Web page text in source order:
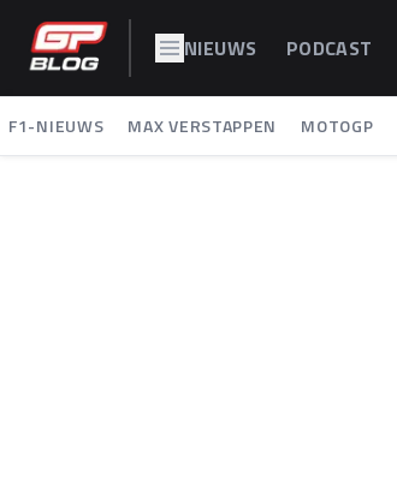
NIEUWS PODCAST
F1-NIEUWS MAX VERSTAPPEN MOTOGP